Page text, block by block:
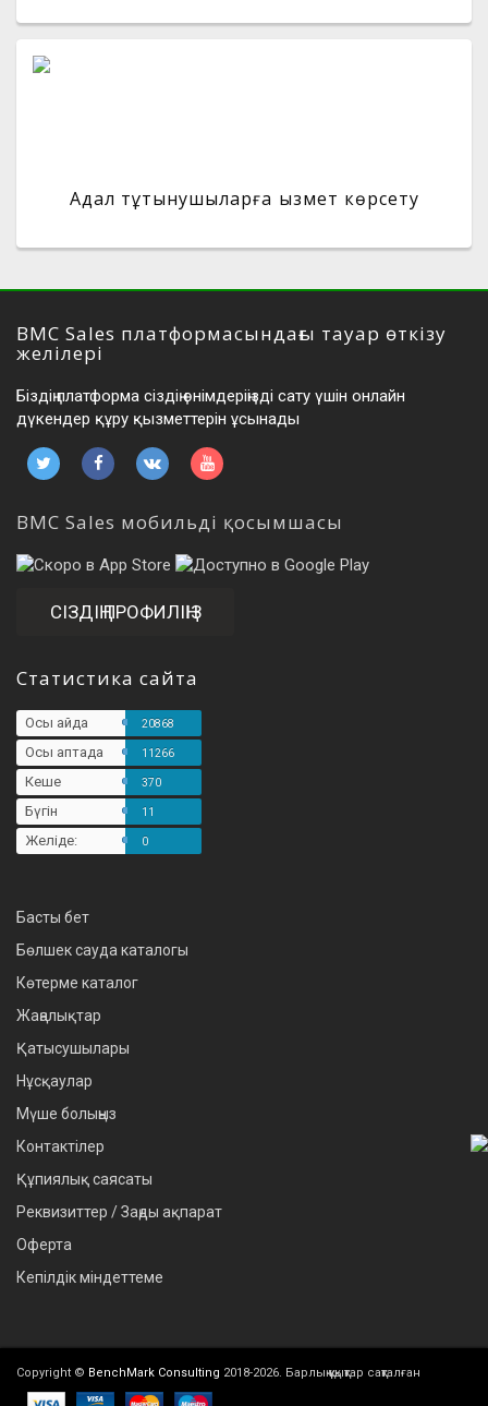
Адал тұтынушыларға қызмет көрсету
BMC Sales платформасындағы тауар өткізу
желілері
Біздің платформа сіздің өнімдеріңізді сату үшін онлайн
дүкендер құру қызметтерін ұсынады
BMC Sales мобильді қосымшасы
СІЗДІҢ ПРОФИЛІҢІЗ
Статистика сайта
Осы айда 20868
Осы аптада 11266
Кеше 370
Бүгін 11
Желіде: 0
Басты бет
Бөлшек сауда каталогы
Көтерме каталог
Жаңалықтар
Қатысушылары
Нұсқаулар
Мүше болыңыз
Контактілер
Құпиялық саясаты
Реквизиттер / Заңды ақпарат
Оферта
Кепілдік міндеттеме
Copyright © BenchMark Consulting 2018-2026. Барлық құқықтар сақталған